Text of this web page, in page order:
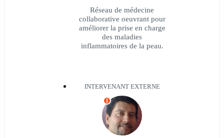
Réseau de médecine
collaborative oeuvrant pour
améliorer la prise en charge
des maladies
inflammatoires de la peau.
INTERVENANT EXTERNE
I